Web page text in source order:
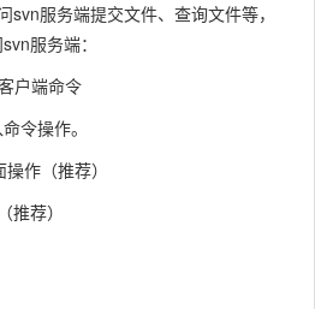
服务端提交文件、查询文件等，
服务端：
户端命令
令操作。
作（推荐）
荐）